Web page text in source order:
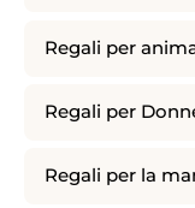
Regali per
Regali per
Regali per la